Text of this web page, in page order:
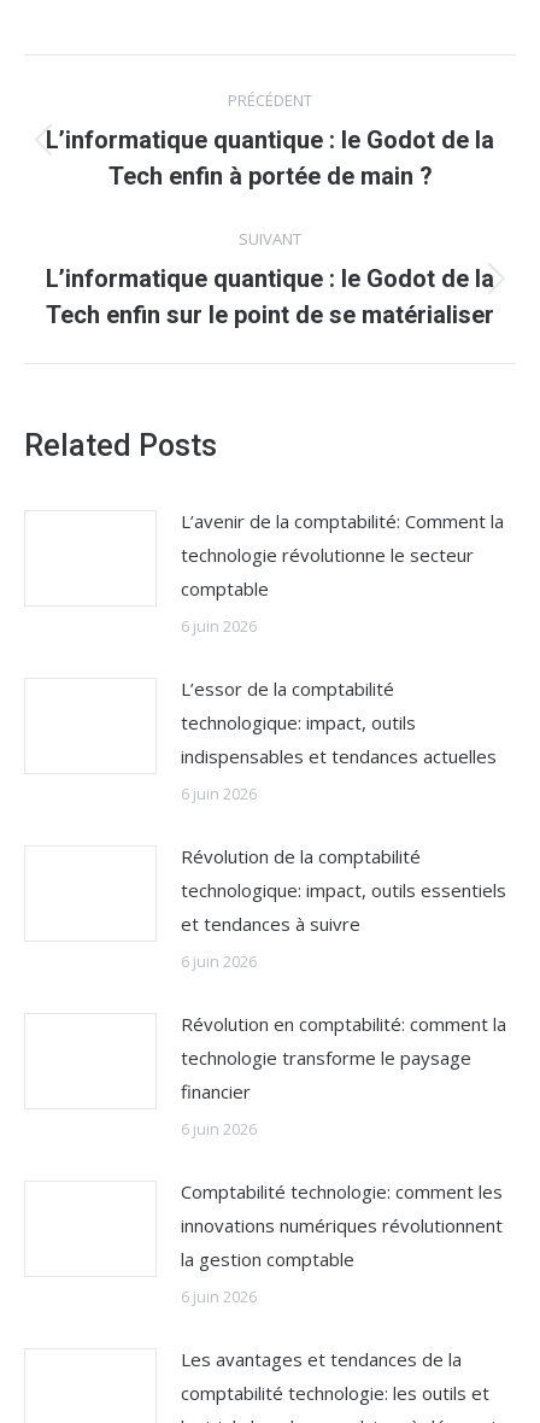
article
PRÉCÉDENT
Article
précédent
L’informatique quantique : le Godot de la
Tech enfin à portée de main ?
SUIVANT
Article
suivant
:
L’informatique quantique : le Godot de la
Tech enfin sur le point de se matérialiser
Related Posts
L’avenir de la comptabilité: Comment la
technologie révolutionne le secteur
comptable
6 juin 2026
L’essor de la comptabilité
technologique: impact, outils
indispensables et tendances actuelles
6 juin 2026
Révolution de la comptabilité
technologique: impact, outils essentiels
et tendances à suivre
6 juin 2026
Révolution en comptabilité: comment la
technologie transforme le paysage
financier
6 juin 2026
Comptabilité technologie: comment les
innovations numériques révolutionnent
la gestion comptable
6 juin 2026
Les avantages et tendances de la
comptabilité technologie: les outils et